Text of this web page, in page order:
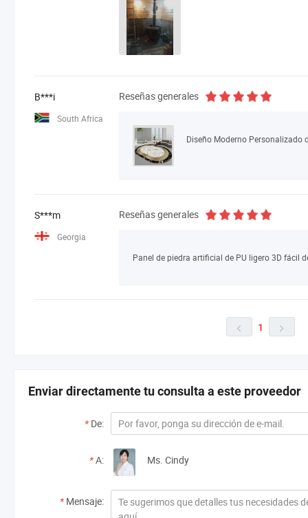
B***i
South Africa
Reseñas generales
S***m
Georgia
Reseñas generales
 1 
Enviar directamente tu consulta a este proveedor
* De:
*A: Ms. Cindy
* Mensaje: